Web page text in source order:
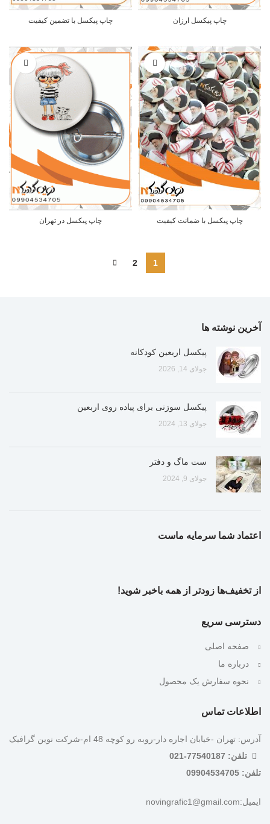
چاپ پیکسل ارزان چاپ پیکسل با تضمین کیفیت
چاپ پیکسل با ضمانت کیفیت چاپ پیکسل در تهران
1
2
آخرین نوشته ها
پیکسل اربعین کودکانه
جولای 14, 2026
پیکسل سوزنی برای پیاده روی اربعین
جولای 13, 2024
ست ماگ و دفتر
جولای 9, 2024
اعتماد شما سرمایه ماست
از تخفیف‌ها زودتر از همه باخبر شوید!
دسترسی سریع
صفحه اصلی
درباره ما
نحوه سفارش یک محصول
اطلاعات تماس
آدرس: تهران -خیابان اجاره دار-روبه رو کوچه 48 ام-شرکت نوین گرافیک
تلفن: 77540187-021
تلفن: 09904534705
ایمیل:novingrafic1@gmail.com